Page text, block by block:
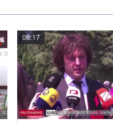
08:17